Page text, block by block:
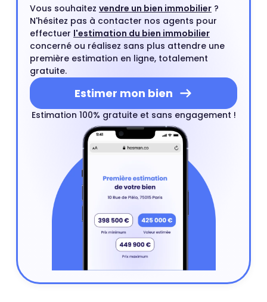
Vous souhaitez vendre un bien immobilier ?
N'hésitez pas à contacter nos agents pour
effectuer l'estimation du bien immobilier
concerné ou réalisez sans plus attendre une
première estimation en ligne, totalement
gratuite.
Estimer mon bien
Estimation 100% gratuite et sans engagement !